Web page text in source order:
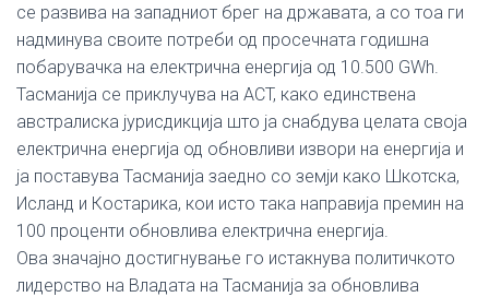
се развива на западниот брег на државата, а со тоа ги
надминува своите потреби од просечната годишна
побарувачка на електрична енергија од 10.500 GWh.
Тасманија се приклучува на ACT, како единствена
австралиска јурисдикција што ја снабдува целата своја
електрична енергија од обновливи извори на енергија и
ја поставува Тасманија заедно со земји како Шкотска,
Исланд и Костарика, кои исто така направија премин на
100 проценти обновлива електрична енергија.
Ова значајно достигнување го истакнува политичкото
лидерство на Владата на Тасманија за обновлива